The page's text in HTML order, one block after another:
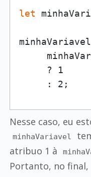
let
     ? 1
     : 2;
Nesse caso, eu
minhaVariavel
atribuo 1 à
Portanto, no final,